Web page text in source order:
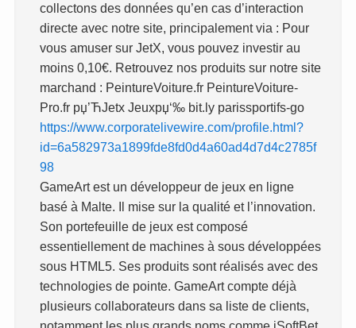
collectons des données qu’en cas d’interaction
directe avec notre site, principalement via : Pour
vous amuser sur JetX, vous pouvez investir au
moins 0,10€. Retrouvez nos produits sur notre site
marchand : PeintureVoiture.fr PeintureVoiture-
Pro.fr рџ’ЋJetx Jeuxрџ‘‰ bit.ly parissportifs-go
https://www.corporatelivewire.com/profile.html?
id=6a582973a1899fde8fd0d4a60ad4d7d4c2785f
98
GameArt est un développeur de jeux en ligne
basé à Malte. Il mise sur la qualité et l’innovation.
Son portefeuille de jeux est composé
essentiellement de machines à sous développées
sous HTML5. Ses produits sont réalisés avec des
technologies de pointe. GameArt compte déjà
plusieurs collaborateurs dans sa liste de clients,